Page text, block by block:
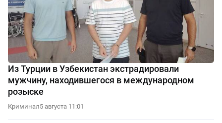
Из Турции в Узбекистан экстрадировали
мужчину, находившегося в международном
розыске
Криминал5 августа 11:01